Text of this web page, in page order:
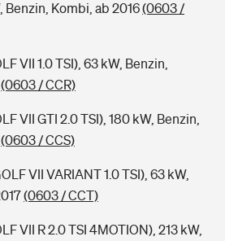
Benzin, Kombi, ab 2016(0603 /
VII 1.0 TSI), 63 kW, Benzin,
(0603 / CCR)
VII GTI 2.0 TSI), 180 kW, Benzin,
(0603 / CCS)
VII VARIANT 1.0 TSI), 63 kW,
(0603 / CCT)
VII R 2.0 TSI 4MOTION), 213 kW,